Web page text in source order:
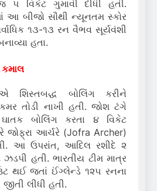
૫ વિકેટ ગુમાવી દીધી હતી.
આ બીજો સૌથી ન્યૂનતમ સ્કોર
૧૩-૧૩ રન વૈભવ સૂર્યવંશી
હતા.
કમાલ
શિસ્તબદ્ધ બોલિંગ કરીને
તોડી નાખી હતી. જોશ ટંગે
બોલિંગ કરતા ૪ વિકેટ
જોફ્રા આર્ચરે (Jofra Archer)
આ ઉપરાંત, આદિલ રશીદે ૨
હતી. ભારતીય ટીમ માત્ર
થઈ જતાં ઈંગ્લેન્ડે ૧૨૫ રનના
લીધી હતી.